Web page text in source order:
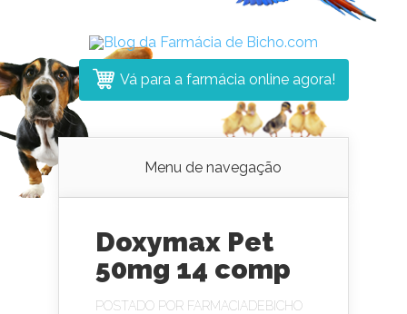
Vá para a farmácia online agora!
Menu de navegação
Doxymax Pet
50mg 14 comp
POSTADO POR FARMACIADEBICHO